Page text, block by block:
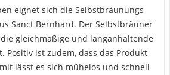
eignet sich die Selbstbräunungs-
Sanct Bernhard. Der Selbstbräuner
gleichmäßige und langanhaltende
Positiv ist zudem, dass das Produkt
lässt es sich mühelos und schnell